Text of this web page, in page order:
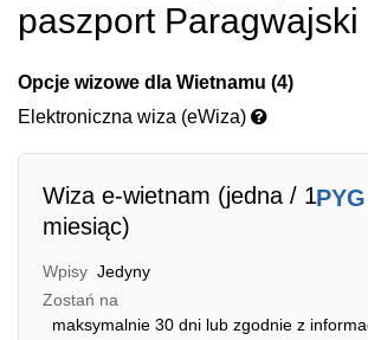
paszport Paragwajski
Opcje wizowe dla Wietnamu (4)
Elektroniczna wiza (eWiza)
Wiza e-wietnam (jedna / 1
miesiąc)
Wpisy Jedyny
Zostań na
maksymalnie 30 dni lub zgodnie z